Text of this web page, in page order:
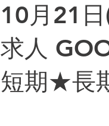
10月21
求人
短期★長